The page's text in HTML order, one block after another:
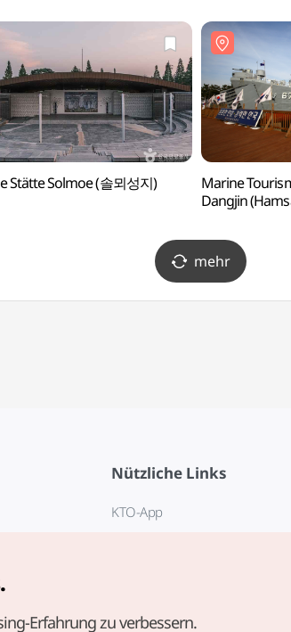
Stätte Solmoe (솔뫼성지)
Marine
Dangjin
mehr
Nützliche Links
KTO-App
Erfahrung zu verbessern.